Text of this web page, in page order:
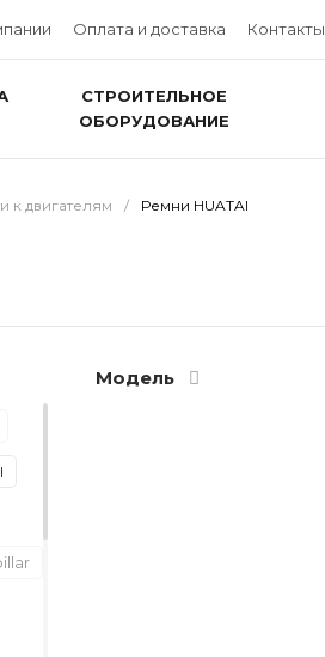
Оплата и доставка Контакты
СТРОИТЕЛЬНОЕ
ОБОРУДОВАНИЕ
к двигателям / Ремни HUATAI
Модель